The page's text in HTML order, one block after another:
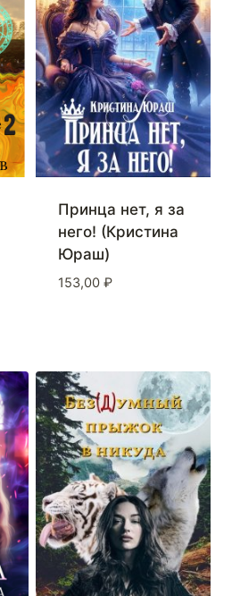
Принца нет, я за
него! (Кристина
Юраш)
153,00 ₽